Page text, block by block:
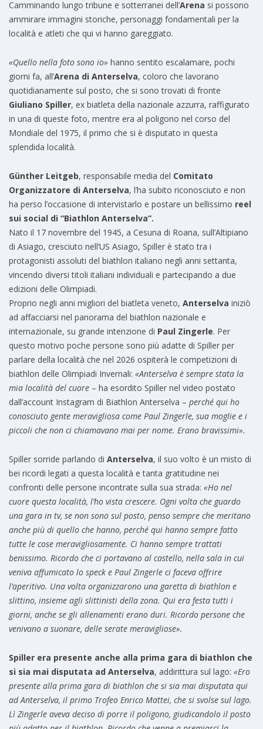
Camminando lungo tribune e sotterranei dell’Arena si possono
ammirare immagini storiche, personaggi fondamentali per la
località e atleti che qui vi hanno gareggiato.
«Quello nella foto sono io» hanno sentito escalamare, pochi
giorni fa, all’Arena di Anterselva, coloro che lavorano
quotidianamente sul posto, che si sono trovati di fronte
Giuliano Spiller, ex biatleta della nazionale azzurra, raffigurato
in una di queste foto, mentre era al poligono nel corso del
Mondiale del 1975, il primo che si è disputato in questa
splendida località.
Günther Leitgeb, responsabile media del Comitato
Organizzatore di Anterselva, l’ha subito riconosciuto e non
ha perso l’occasione di intervistarlo e postare un bellissimo reel
sui social di “Biathlon Anterselva”.
Nato il 17 novembre del 1945, a Cesuna di Roana, sull’Altipiano
di Asiago, cresciuto nell’US Asiago, Spiller è stato tra i
protagonisti assoluti del biathlon italiano negli anni settanta,
vincendo diversi titoli italiani individuali e partecipando a due
edizioni delle Olimpiadi.
Proprio negli anni migliori del biatleta veneto, Anterselva iniziò
ad affacciarsi nel panorama del biathlon nazionale e
internazionale, su grande intenzione di Paul Zingerle. Per
questo motivo poche persone sono più adatte di Spiller per
parlare della località che nel 2026 ospiterà le competizioni di
biathlon delle Olimpiadi Invernali: «Anterselva è sempre stata la
mia località del cuore – ha esordito Spiller nel video postato
dall’account Instagram di Biathlon Anterselva – perché qui ho
conosciuto gente meravigliosa come Paul Zingerle, sua moglie e i
piccoli che non ci chiamavano mai per nome. Erano bravissimi».
Spiller sorride parlando di Anterselva, il suo volto è un misto di
bei ricordi legati a questa località e tanta gratitudine nei
confronti delle persone incontrate sulla sua strada: «Ho nel
cuore questa località, l’ho vista crescere. Ogni volta che guardo
una gara in tv, se non sono sul posto, penso sempre che meritano
anche più di quello che hanno, perché qui hanno sempre fatto
tutte le cose meravigliosamente. Ci hanno sempre trattati
benissimo. Ricordo che ci portavano al castello, nella sala in cui
veniva affumicato lo speck e Paul Zingerle ci faceva offrire
l’aperitivo. Una volta organizzarono una garetta di biathlon e
slittino, insieme agli slittinisti della zona. Qui era festa tutti i
giorni, anche se gli allenamenti erano duri. Ricordo persone che
venivano a suonare, delle serate meravigliose».
Spiller era presente anche alla prima gara di biathlon che
si sia mai disputata ad Anterselva, addirittura sul lago: «Ero
presente alla prima gara di biathlon che si sia mai disputata qui
ad Anterselva, il primo Trofeo Enrico Mattei, che si svolse sul lago.
Lì Zingerle aveva deciso di porre il poligono, giudicandolo il posto